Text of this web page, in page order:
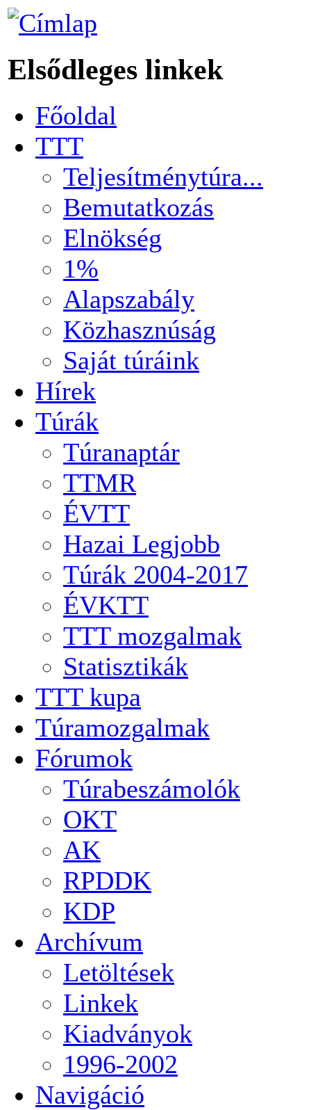
Elsődleges linkek
Főoldal
TTT
Teljesítménytúra...
Bemutatkozás
Elnökség
1%
Alapszabály
Közhasznúság
Saját túráink
Hírek
Túrák
Túranaptár
TTMR
ÉVTT
Hazai Legjobb
Túrák 2004-2017
ÉVKTT
TTT mozgalmak
Statisztikák
TTT kupa
Túramozgalmak
Fórumok
Túrabeszámolók
OKT
AK
RPDDK
KDP
Archívum
Letöltések
Linkek
Kiadványok
1996-2002
Navigáció